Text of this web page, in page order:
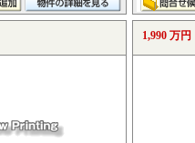
1,990 万円